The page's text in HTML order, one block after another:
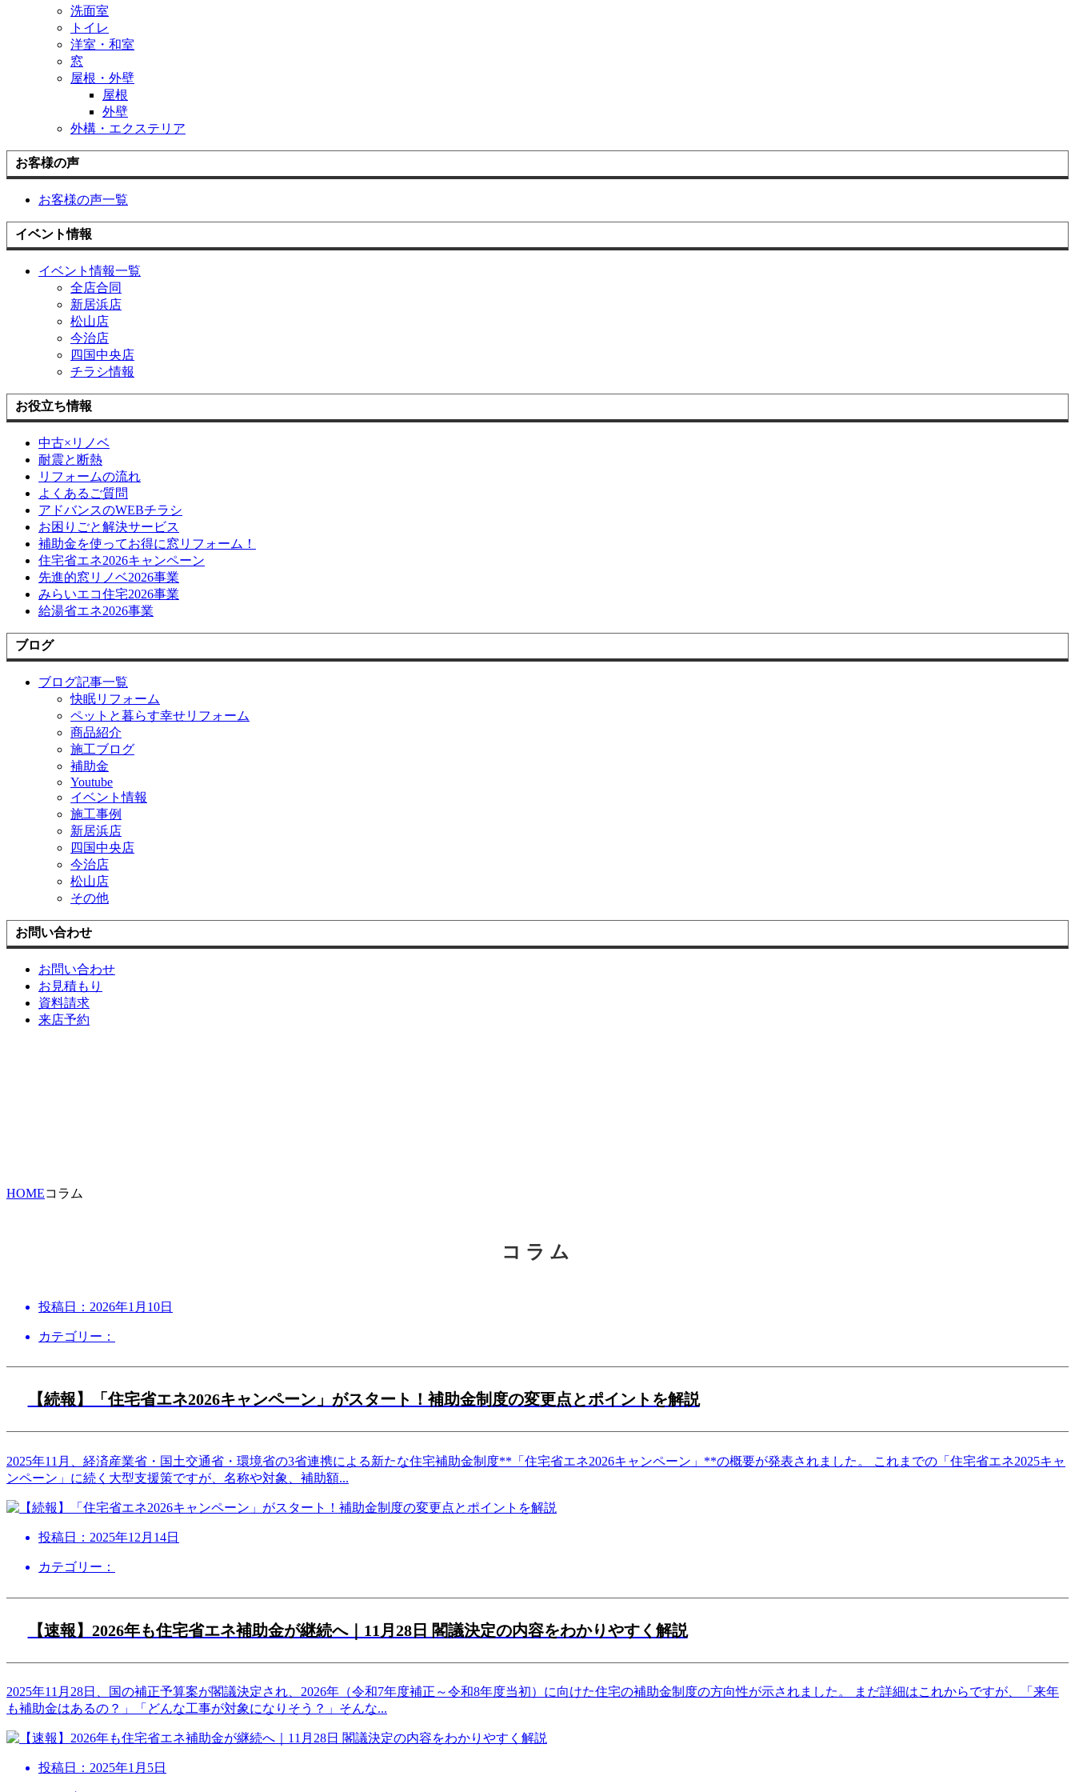
洗面室
トイレ
洋室・和室
窓
屋根・外壁
屋根
外壁
外構・エクステリア
お客様の声
お客様の声一覧
イベント情報
イベント情報一覧
全店合同
新居浜店
松山店
今治店
四国中央店
チラシ情報
お役立ち情報
中古×リノベ
耐震と断熱
リフォームの流れ
よくあるご質問
アドバンスのWEBチラシ
お困りごと解決サービス
補助金を使ってお得に窓リフォーム！
住宅省エネ2026キャンペーン
先進的窓リノベ2026事業
みらいエコ住宅2026事業
給湯省エネ2026事業
ブログ
ブログ記事一覧
快眠リフォーム
ペットと暮らす幸せリフォーム
商品紹介
施工ブログ
補助金
Youtube
イベント情報
施工事例
新居浜店
四国中央店
今治店
松山店
その他
お問い合わせ
お問い合わせ
お見積もり
資料請求
来店予約
HOMEコラム
コラム
投稿日： 2026年1月10日
カテゴリー：
【続報】「住宅省エネ2026キャンペーン」がスタート！補助金制度の変更点とポイントを解説
2025年11月、経済産業省・国土交通省・環境省の3省連携による新たな住宅補助金制度**「住宅省エネ2026キャンペーン」**の概要が発表されました。 これまでの「住宅省エネ2025キャ
ンペーン」に続く大型支援策ですが、名称や対象、補助額...
投稿日： 2025年12月14日
カテゴリー：
【速報】2026年も住宅省エネ補助金が継続へ｜11月28日 閣議決定の内容をわかりやすく解説
2025年11月28日、国の補正予算案が閣議決定され、2026年（令和7年度補正～令和8年度当初）に向けた住宅の補助金制度の方向性が示されました。 まだ詳細はこれからですが、「来年
も補助金はあるの？」「どんな工事が対象になりそう？」そんな...
投稿日： 2025年1月5日